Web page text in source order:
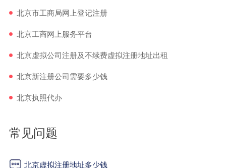
北京市工商局网上登记注册
北京工商网上服务平台
北京虚拟公司注册及不续费虚拟注册地址出租
北京新注册公司需要多少钱
北京执照代办
常见问题
北京虚拟注册地址多少钱